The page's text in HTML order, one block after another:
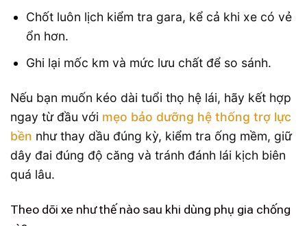
Chốt luôn lịch kiểm tra gara, kể cả khi xe có vẻ
ổn hơn.
Ghi lại mốc km và mức lưu chất để so sánh.
Nếu bạn muốn kéo dài tuổi thọ hệ lái, hãy kết hợp
ngay từ đầu với mẹo bảo dưỡng hệ thống trợ lực
bền như thay dầu đúng kỳ, kiểm tra ống mềm, giữ
dây đai đúng độ căng và tránh đánh lái kịch biên
quá lâu.
Theo dõi xe như thế nào sau khi dùng phụ gia chống